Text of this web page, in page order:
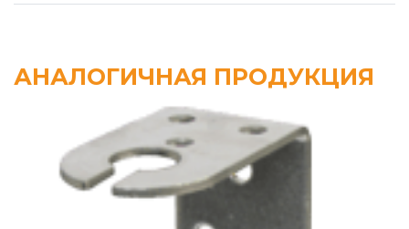
АНАЛОГИЧНАЯ ПРОДУКЦИЯ